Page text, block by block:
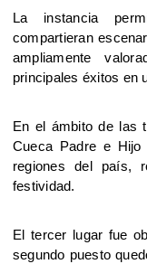
La instancia
compartieran
ampliamente
principales éxitos en
En el ámbito de las
Cueca Padre e Hijo
regiones del país,
festividad.
El tercer lugar fue
segundo puesto